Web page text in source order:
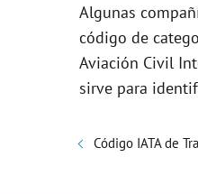
Algunas
código de
Aviación Civil
sirve para
Código IATA de